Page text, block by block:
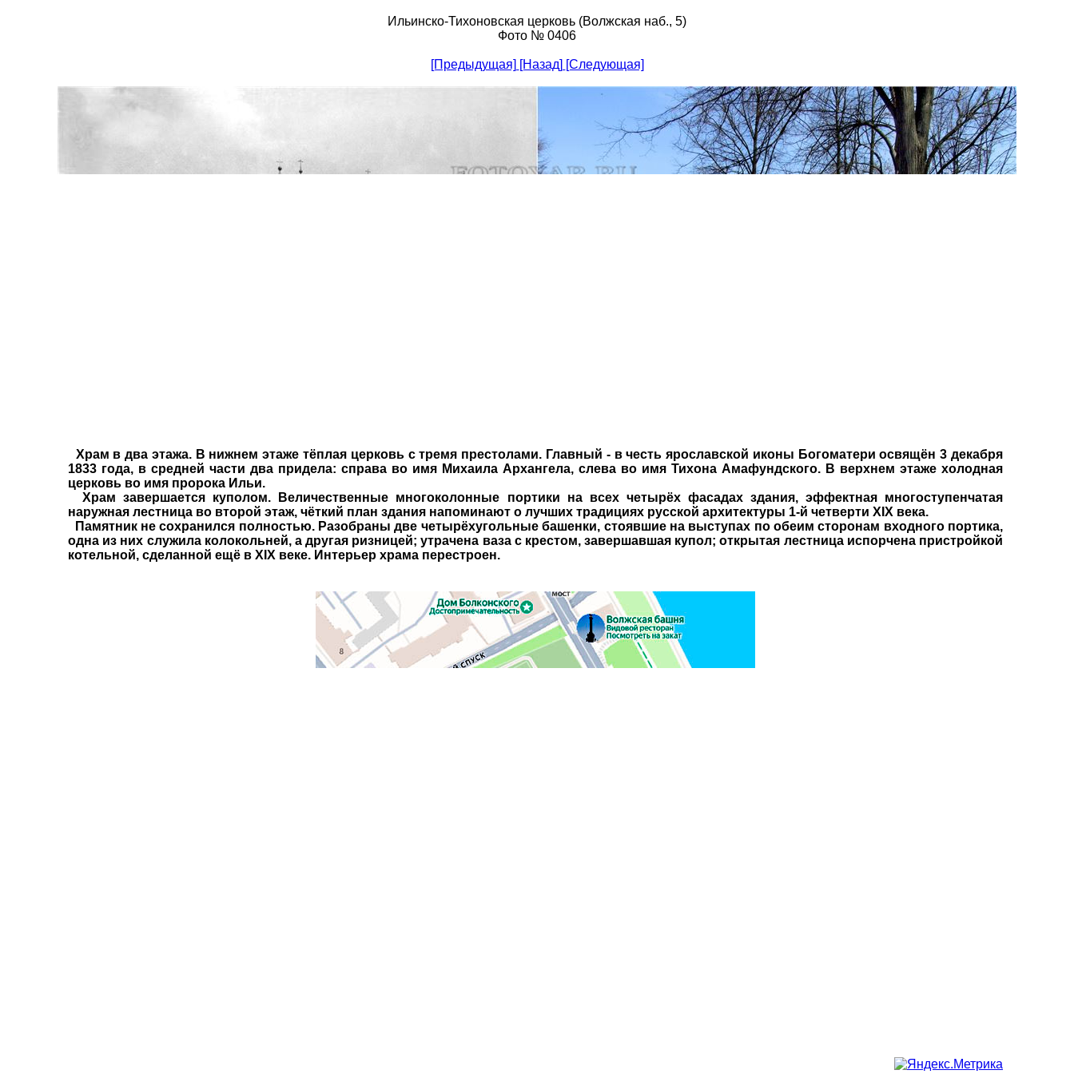
Ильинско-Тихоновская церковь (Волжская наб., 5)
Фото № 0406
[Предыдущая] [Назад] [Следующая]
Храм в два этажа. В нижнем этаже тёплая церковь с тремя престолами. Главный - в честь ярославской иконы Богоматери освящён 3 декабря
1833 года, в средней части два придела: справа во имя Михаила Архангела, слева во имя Тихона Амафундского. В верхнем этаже холодная
церковь во имя пророка Ильи.
Храм завершается куполом. Величественные многоколонные портики на всех четырёх фасадах здания, эффектная многоступенчатая
наружная лестница во второй этаж, чёткий план здания напоминают о лучших традициях русской архитектуры 1-й четверти XIX века.
Памятник не сохранился полностью. Разобраны две четырёхугольные башенки, стоявшие на выступах по обеим сторонам входного портика,
одна из них служила колокольней, а другая ризницей; утрачена ваза с крестом, завершавшая купол; открытая лестница испорчена пристройкой
котельной, сделанной ещё в XIX веке. Интерьер храма перестроен.